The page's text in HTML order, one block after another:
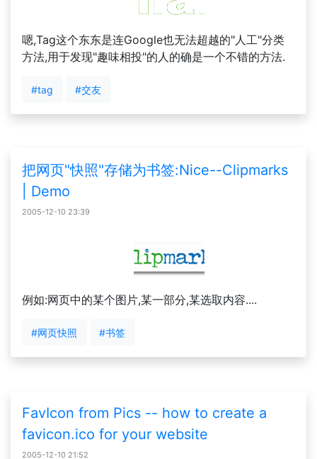
嗯,Tag这个东东是连Google也无法超越的"人工"分类
方法,用于发现"趣味相投"的人的确是一个不错的方法.
#tag #交友
把网页"快照"存储为书签:Nice--Clipmarks
| Demo
2005-12-10 23:39
例如:网页中的某个图片,某一部分,某选取内容....
#网页快照 #书签
FavIcon from Pics -- how to create a
favicon.ico for your website
2005-12-10 21:52